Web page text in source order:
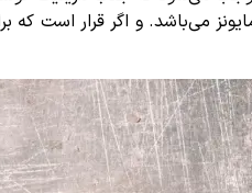
می‌باشد. و اگر قرار است